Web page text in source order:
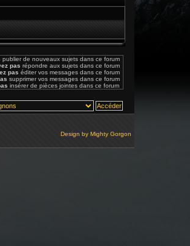
publier de nouveaux sujets dans ce forum
pas répondre aux sujets dans ce forum
pas éditer vos messages dans ce forum
supprimer vos messages dans ce forum
insérer de pièces jointes dans ce forum
Design by Mighty Gorgon